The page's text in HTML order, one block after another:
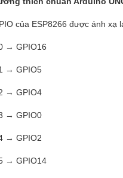
của ESP8266 được ánh xạ
→ GPIO16
→ GPIO5
→ GPIO4
→ GPIO0
→ GPIO2
→ GPIO14